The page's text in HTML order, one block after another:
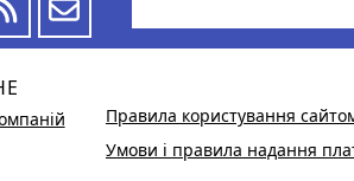
Правила користування
Умови і правила надання